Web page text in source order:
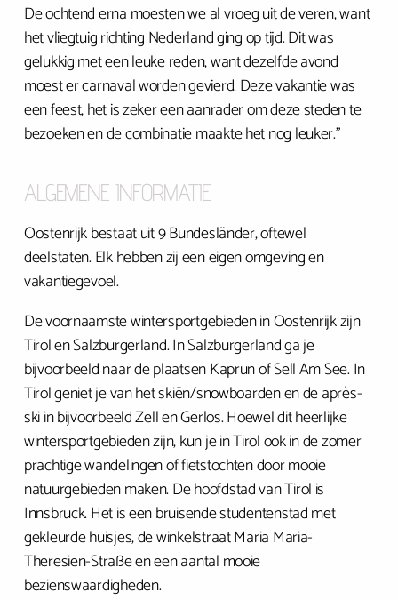
De ochtend erna moesten we al vroeg uit de veren, want
het vliegtuig richting Nederland ging op tijd. Dit was
gelukkig met een leuke reden, want dezelfde avond
moest er carnaval worden gevierd. Deze vakantie was
een feest, het is zeker een aanrader om deze steden te
bezoeken en de combinatie maakte het nog leuker.”
ALGEMENE INFORMATIE
Oostenrijk bestaat uit 9 Bundesländer, oftewel
deelstaten. Elk hebben zij een eigen omgeving en
vakantiegevoel.
De voornaamste wintersportgebieden in Oostenrijk zijn
Tirol en Salzburgerland. In Salzburgerland ga je
bijvoorbeeld naar de plaatsen Kaprun of Sell Am See. In
Tirol geniet je van het skiën/snowboarden en de après-
ski in bijvoorbeeld Zell en Gerlos. Hoewel dit heerlijke
wintersportgebieden zijn, kun je in Tirol ook in de zomer
prachtige wandelingen of fietstochten door mooie
natuurgebieden maken. De hoofdstad van Tirol is
Innsbruck. Het is een bruisende studentenstad met
gekleurde huisjes, de winkelstraat Maria Maria-
Theresien-Straße en een aantal mooie
bezienswaardigheden.